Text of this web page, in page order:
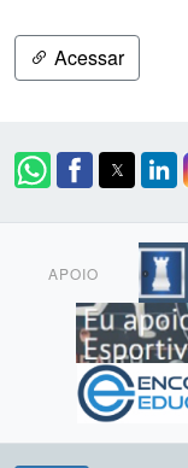
Acessar
APOIO